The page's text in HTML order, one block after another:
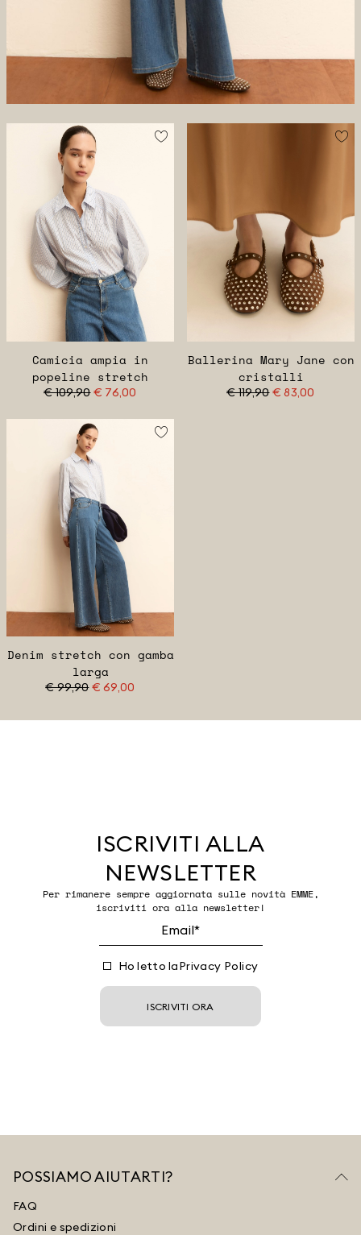
Camicia ampia in
popeline stretch
€ 109,90€ 76,00
Ballerina Mary Jane con
cristalli
€ 119,90€ 83,00
Denim stretch con gamba
larga
€ 99,90 € 69,00
ISCRIVITI ALLA
NEWSLETTER
Per rimanere sempre aggiornata sulle novità EMME,
iscriviti ora alla newsletter!
Ho letto laPrivacy Policy
ISCRIVITI ORA
POSSIAMO AIUTARTI?
FAQ
Ordini e spedizioni